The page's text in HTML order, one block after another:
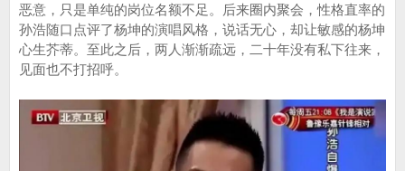
恶意，只是单纯的岗位名额不足。后来圈内聚会，性格直率的
孙浩随口点评了杨坤的演唱风格，说话无心，却让敏感的杨坤
心生芥蒂。至此之后，两人渐渐疏远，二十年没有私下往来，
见面也不打招呼。